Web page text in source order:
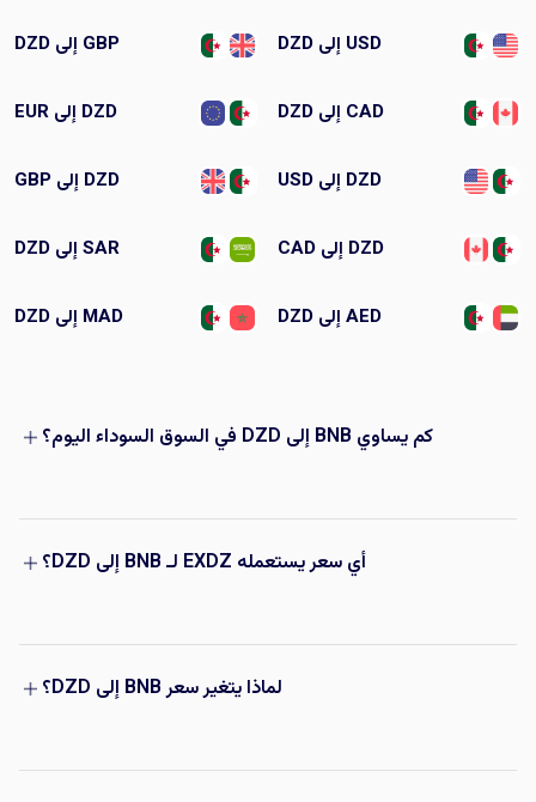
USD إلى DZD GBP إلى DZD
CAD إلى DZD DZD إلى EUR
DZD إلى USD DZD إلى GBP
DZD إلى CAD SAR إلى DZD
AED إلى DZD MAD إلى DZD
كم يساوي BNB إلى DZD في السوق السوداء اليوم؟
أي سعر يستعمله EXDZ لـ BNB إلى DZD؟
لماذا يتغير سعر BNB إلى DZD؟